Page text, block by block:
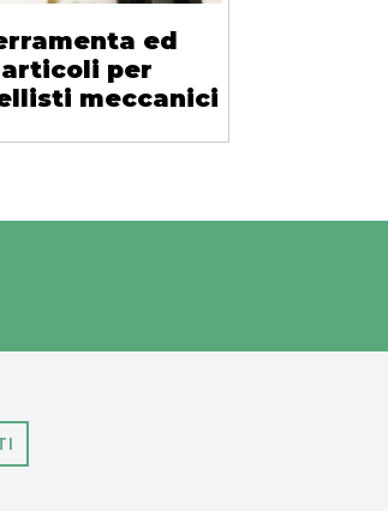
ed
articoli per
meccanici